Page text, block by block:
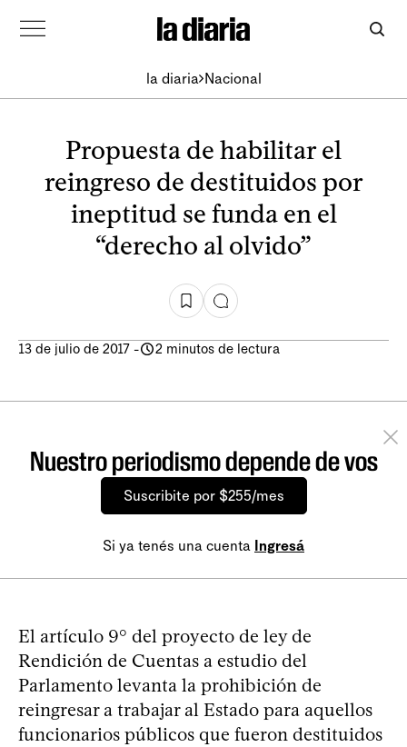
la diaria Nacional
Propuesta de habilitar el
reingreso de destituidos por
ineptitud se funda en el
“derecho al olvido”
13 de julio de 2017 - 2 minutos de lectura
Nuestro periodismo depende de vos
Suscribite por $255/mes
Si ya tenés una cuenta Ingresá
El artículo 9° del proyecto de ley de
Rendición de Cuentas a estudio del
Parlamento levanta la prohibición de
reingresar a trabajar al Estado para aquellos
funcionarios públicos que fueron destituidos